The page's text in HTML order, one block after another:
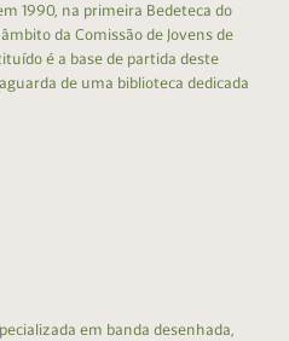
1990, na primeira Bedeteca do
da Comissão de Jovens de
é a base de partida deste
de uma biblioteca dedicada
em banda desenhada,